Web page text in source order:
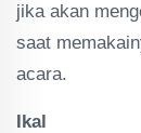
jika akan
saat
acara.
Ikal